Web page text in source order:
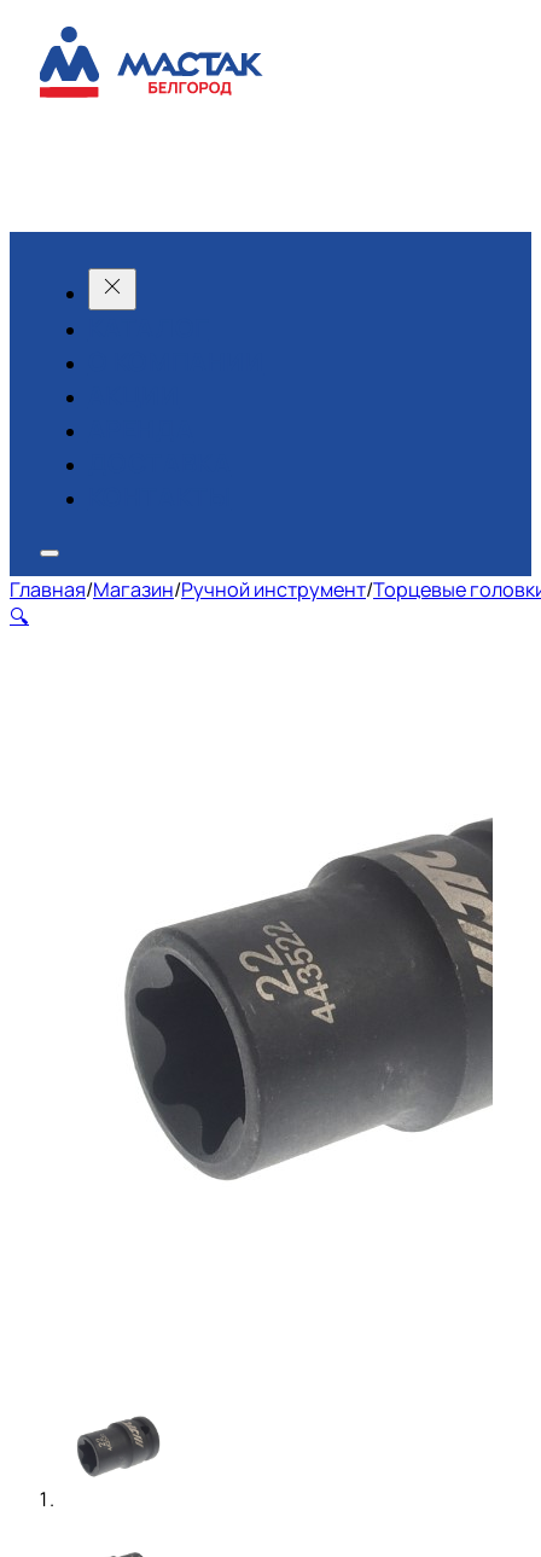
Главная/Магазин/Ручной инструмент/Торцевые
🔍